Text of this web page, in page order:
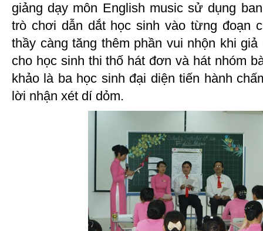
giảng dạy môn English music sử dụng
trò chơi dẫn dắt học sinh vào từng đoạn
thầy càng tăng thêm phần vui nhộn khi
cho học sinh thi thố hát đơn và hát nhóm
khảo là ba học sinh đại diện tiến hành
lời nhận xét dí dỏm.